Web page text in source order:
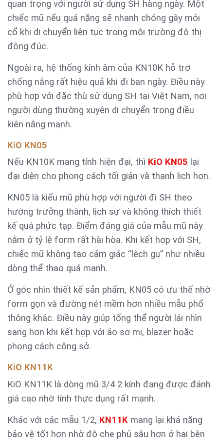
quan trọng với người sử dụng SH hàng ngày. Một
chiếc mũ nếu quá nặng sẽ nhanh chóng gây mỏi
cổ khi di chuyển liên tục trong môi trường đô thị
đông đúc.
Ngoài ra, hệ thống kính âm của KN10K hỗ trợ
chống nắng rất hiệu quả khi đi ban ngày. Điều này
phù hợp với đặc thù sử dụng SH tại Việt Nam, nơi
người dùng thường xuyên di chuyển trong điều
kiện nắng mạnh.
KiO KN05
Nếu KN10K mang tính hiện đại, thì KiO KN05 lại
đại diện cho phong cách tối giản và thanh lịch hơn.
KN05 là kiểu mũ phù hợp với người đi SH theo
hướng trưởng thành, lịch sự và không thích thiết
kế quá phức tạp. Điểm đáng giá của mẫu mũ này
nằm ở tỷ lệ form rất hài hòa. Khi kết hợp với SH,
chiếc mũ không tạo cảm giác “lệch gu” như nhiều
dòng thể thao quá mạnh.
Ở góc nhìn thiết kế sản phẩm, KN05 có ưu thế nhờ
form gọn và đường nét mềm hơn nhiều mẫu phổ
thông khác. Điều này giúp tổng thể người lái nhìn
sang hơn khi kết hợp với áo sơ mi, blazer hoặc
phong cách công sở.
KiO KN11K
KiO KN11K là dòng mũ 3/4 2 kính đang được đánh
giá cao nhờ tính thực dụng rất mạnh.
Khác với các mẫu 1/2, KN11K mang lại khả năng
bảo vệ tốt hơn nhờ độ che phủ sâu hơn ở hai bên